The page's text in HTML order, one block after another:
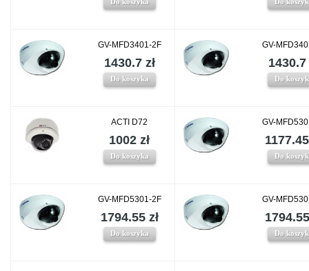
GV-MFD3401-2F
1430.7 zł
Do koszyka
GV-
1430.7
Do
ACTI D72
1002 zł
Do koszyka
GV-
Do
GV-MFD5301-2F
1794.55 zł
Do koszyka
GV-
Do